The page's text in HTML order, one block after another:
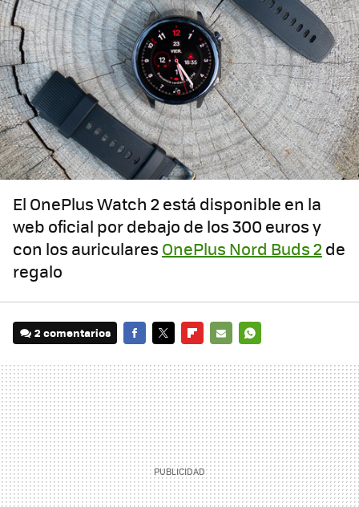
El OnePlus Watch 2 está disponible en la
web oficial por debajo de los 300 euros y
con los auriculares OnePlus Nord Buds 2 de
regalo
2 comentarios
MAIL